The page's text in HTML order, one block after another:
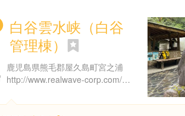
白谷雲水峡（白谷
管理棟）
鹿児島県熊毛郡屋久島町宮之浦
http://www.realwave-corp.com/06walk/02/index.htm